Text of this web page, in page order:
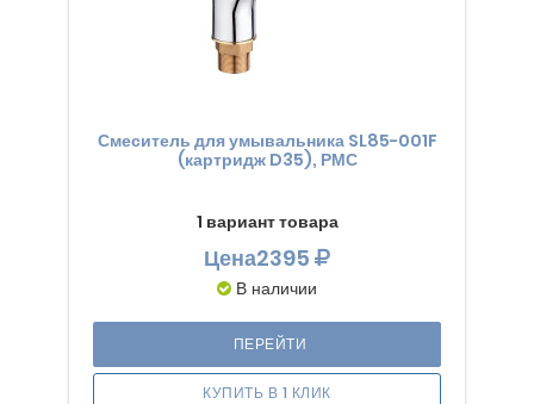
Смеситель для умывальника SL85-001F
(картридж D35), РМС
1 вариант товара
Цена2395
В наличии
ПЕРЕЙТИ
КУПИТЬ В 1 КЛИК